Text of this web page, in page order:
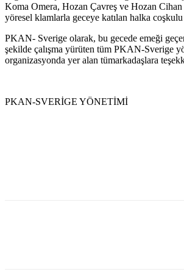
Koma Omera, Hozan Çavreş ve Hozan
yöresel klamlarla geceye katılan halka coşkulu
PKAN- Sverige olarak, bu gecede emeği
şekilde çalışma yürüten tüm PKAN-Sverige
organizasyonda yer alan tümarkadaşlara
PKAN-SVERİGE YÖNETİMİ